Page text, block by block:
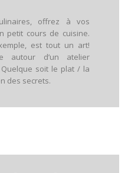
offrez à vos
petit cours de cuisine.
est tout un art!
autour d’un atelier
soit le plat / la
des secrets.